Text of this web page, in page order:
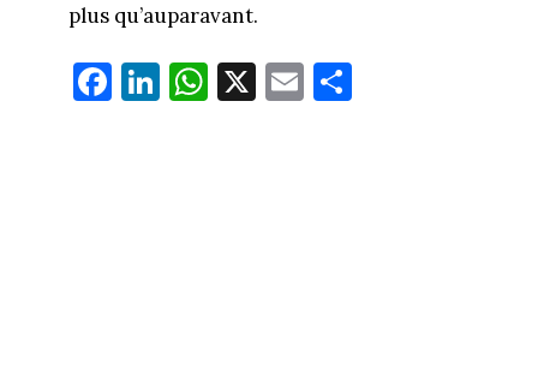
plus qu’auparavant.
Fa
ce
Li
nk
W
ha
X E
m
Pa